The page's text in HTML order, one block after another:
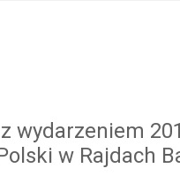
wydarzeniem
w Rajdach